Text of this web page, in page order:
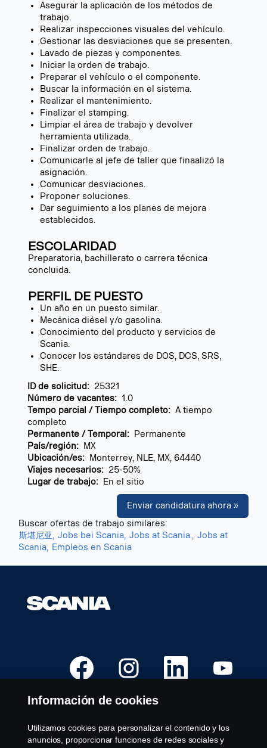
Asegurar la aplicación de los métodos de
trabajo.
Realizar inspecciones visuales del vehículo.
Gestionar las desviaciones que se presenten.
Lavado de piezas y componentes.
Iniciar la orden de trabajo.
Preparar el vehículo o el componente.
Buscar la información en el sistema.
Realizar el mantenimiento.
Finalizar el stamping.
Limpiar el área de trabajo y devolver
herramienta utilizada.
Finalizar orden de trabajo.
Comunicarle al jefe de taller que finaalizó la
asignación.
Comunicar desviaciones.
Proponer soluciones.
Dar seguimiento a los planes de mejora
establecidos.
ESCOLARIDAD
Preparatoria, bachillerato o carrera técnica
concluida.
PERFIL DE PUESTO
Un año en un puesto similar.
Mecánica diésel y/o gasolina.
Conocimiento del producto y servicios de
Scania.
Conocer los estándares de DOS, DCS, SRS,
SHE.
ID de solicitud: 25321
Número de vacantes: 1.0
Tempo parcial / Tiempo completo: A tiempo
completo
Permanente / Temporal: Permanente
País/región: MX
Ubicación/es: Monterrey, NLE, MX, 64440
Viajes necesarios: 25-50%
Lugar de trabajo: En el sitio
Enviar candidatura ahora »
Buscar ofertas de trabajo similares:
斯堪尼亚, Jobs bei Scania, Jobs at Scania., Jobs at
Scania, Empleos en Scania
e
a
b
e
e
n
a
e
b
e
e
n
a
S
b
n
a
b
n
a
Puestos Vacantes
Información de cookies
Utilizamos cookies para personalizar el contenido y los
anuncios, proporcionar funciones de redes sociales y